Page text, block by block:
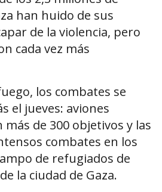
han huido de sus
de la violencia, pero
cada vez más
los combates se
el jueves: aviones
más de 300 objetivos y las
combates en los
de refugiados de
la ciudad de Gaza.